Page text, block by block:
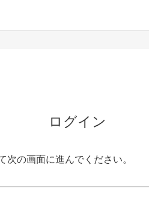
ログイン
の画面に進んでください。